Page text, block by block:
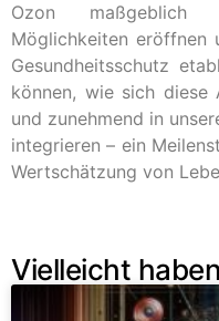
Ozon maßgeblich
Möglichkeiten eröffnen
Gesundheitsschutz
können, wie sich diese
und zunehmend in
integrieren – ein
Wertschätzung von
Vielleicht